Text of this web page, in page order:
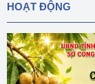
HOẠT ĐỘNG